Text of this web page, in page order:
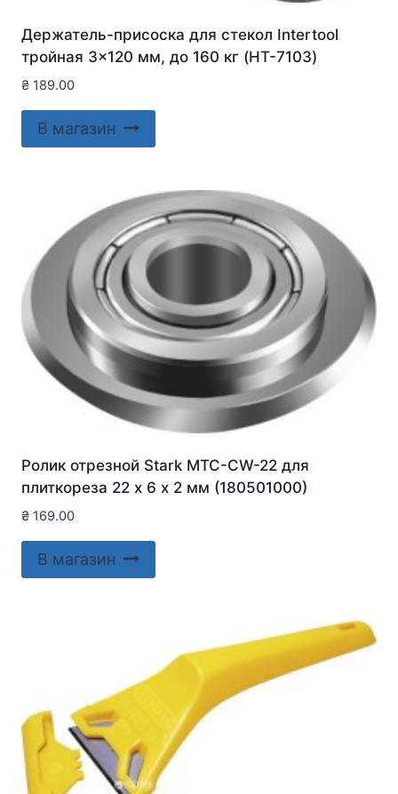
Держатель-присоска для стекол Intertool
тройная 3×120 мм, до 160 кг (HT-7103)
₴ 189.00
В магазин
Ролик отрезной Stark MTC-CW-22 для
плиткореза 22 х 6 х 2 мм (180501000)
₴ 169.00
В магазин